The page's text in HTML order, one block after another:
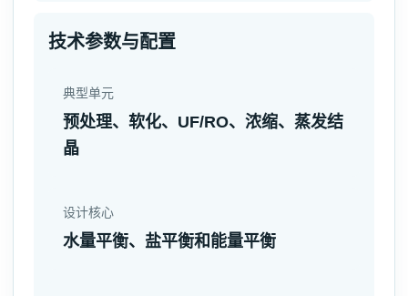
技术参数与配置
典型单元
预处理、软化、UF/RO、浓缩、蒸发结
晶
设计核心
水量平衡、盐平衡和能量平衡